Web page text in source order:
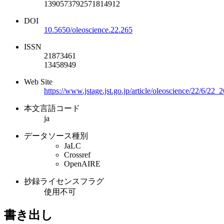
1390573792571814912
DOI
10.5650/oleoscience.22.265
ISSN
21873461
13458949
Web Site
https://www.jstage.jst.go.jp/article/oleoscience/22/6/
本文言語コード
ja
データソース種別
JaLC
Crossref
OpenAIRE
抄録ライセンスフラグ
使用不可
書き出し